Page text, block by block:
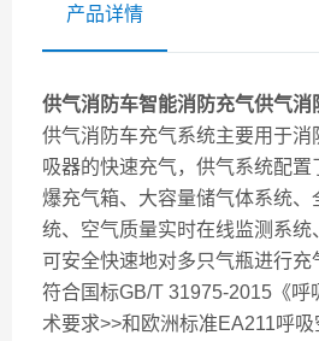
产品详情
供气消防车智能消防充气供气消
供气消防车充气系统主要用于消
吸器的快速充气， 供气系统配置
爆充气箱、大容量储气体系统、
统、空气质量实时在线监测系统
可安全快速地对多只气瓶进行充
符合国标GB/T 31975-2015《呼
术要求>>和欧洲标准EA211呼吸